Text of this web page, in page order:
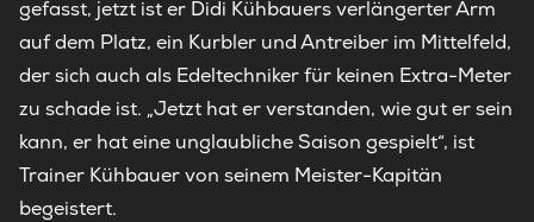
gefasst, jetzt ist er Didi Kühbauers verlängerter Arm
auf dem Platz, ein Kurbler und Antreiber im Mittelfeld,
der sich auch als Edeltechniker für keinen Extra-Meter
zu schade ist. „Jetzt hat er verstanden, wie gut er sein
kann, er hat eine unglaubliche Saison gespielt“, ist
Trainer Kühbauer von seinem Meister-Kapitän
begeistert.